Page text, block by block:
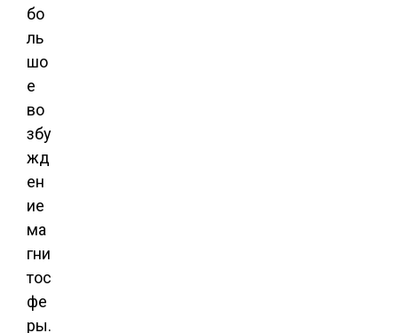
бо
ль
шо
е
во
збу
жд
ен
ие
ма
гни
тос
фе
ры.